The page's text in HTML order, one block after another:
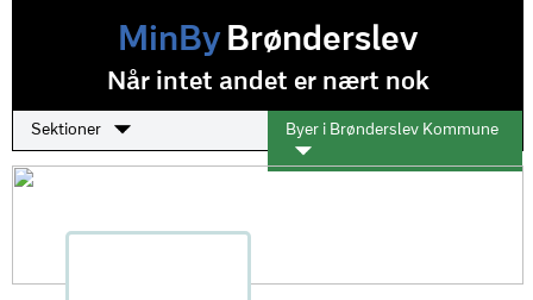
MinByBrønderslev
Når intet andet er nært nok
Sektioner Byer i Brønderslev Kommune